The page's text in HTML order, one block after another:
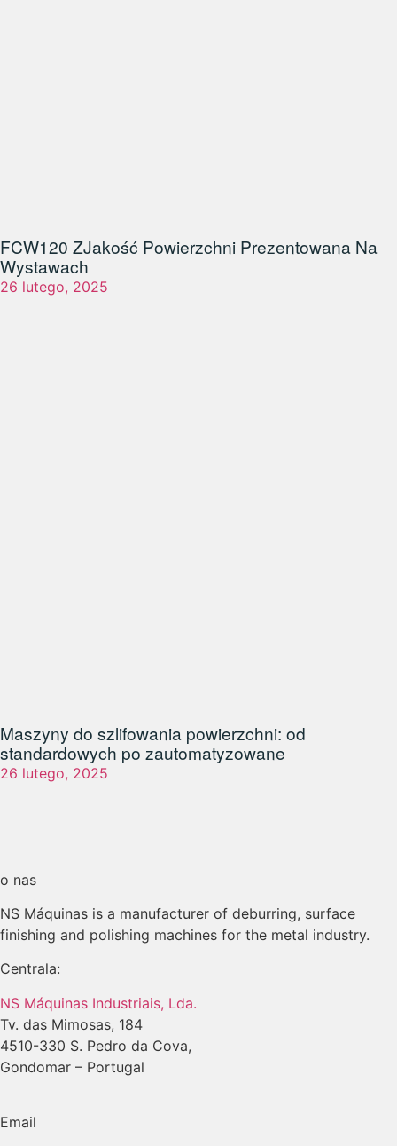
FCW120 ZJakość Powierzchni Prezentowana Na
Wystawach
26 lutego, 2025
Maszyny do szlifowania powierzchni: od
standardowych po zautomatyzowane
26 lutego, 2025
o nas
NS Máquinas is a manufacturer of deburring, surface
finishing and polishing machines for the metal industry.
Centrala:
NS Máquinas Industriais, Lda.
Tv. das Mimosas, 184
4510-330 S. Pedro da Cova,
Gondomar – Portugal
Email